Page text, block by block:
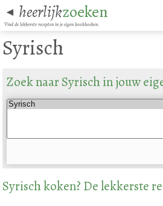
◄ heerlijkzoeken
Vind de lekkerste recepten in je eigen kookboeken.
Syrisch
Zoek naar Syrisch in jouw
Syrisch koken? De lekkerste